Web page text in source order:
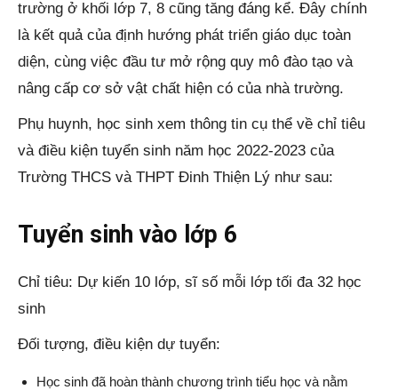
trường ở khối lớp 7, 8 cũng tăng đáng kể. Đây chính
là kết quả của định hướng phát triển giáo dục toàn
diện, cùng việc đầu tư mở rộng quy mô đào tạo và
nâng cấp cơ sở vật chất hiện có của nhà trường.
Phụ huynh, học sinh xem thông tin cụ thể về chỉ tiêu
và điều kiện tuyển sinh năm học 2022-2023 của
Trường THCS và THPT Đinh Thiện Lý như sau:
Tuyển sinh vào lớp 6
Chỉ tiêu: Dự kiến 10 lớp, sĩ số mỗi lớp tối đa 32 học
sinh
Đối tượng, điều kiện dự tuyển:
Học sinh đã hoàn thành chương trình tiểu học và nằm